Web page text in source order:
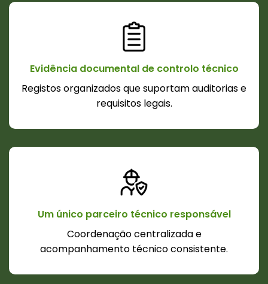
Evidência documental de controlo técnico
Registos organizados que suportam auditorias e
requisitos legais.
Um único parceiro técnico responsável
Coordenação centralizada e
acompanhamento técnico consistente.